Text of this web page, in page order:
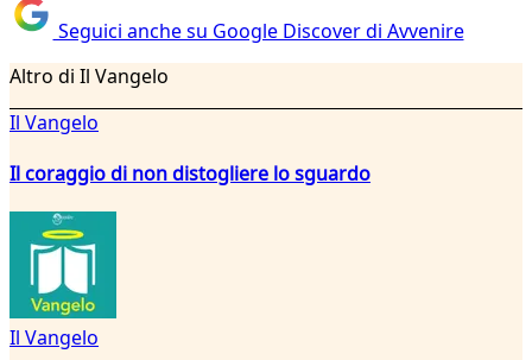
Seguici anche su Google Discover di Avvenire
Altro di Il Vangelo
Il Vangelo
Il coraggio di non distogliere lo sguardo
Il Vangelo